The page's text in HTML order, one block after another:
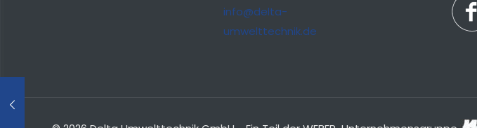
info@delta-
umwelttechnik.de